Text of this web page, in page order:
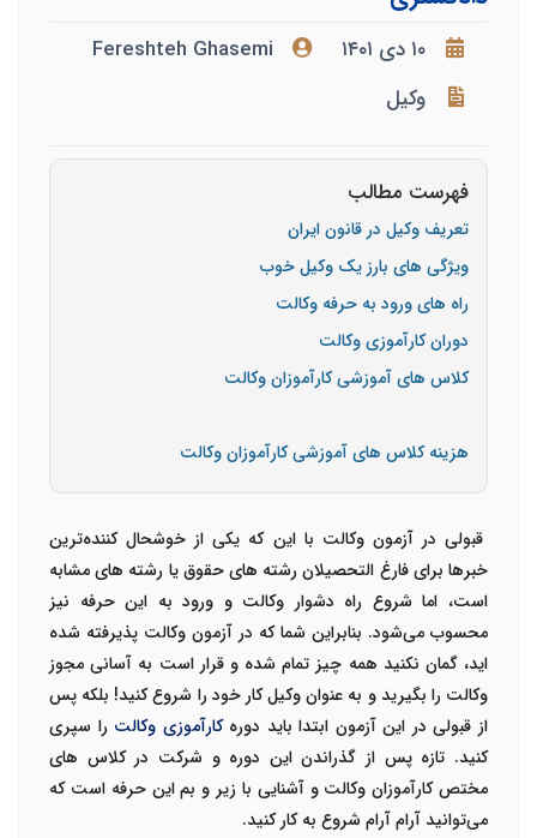
۱۰ دی ۱۴۰۱
Fereshteh Ghasemi
وکیل
فهرست مطالب
تعریف وکیل در قانون ایران
ویژگی های بارز یک وکیل خوب
راه های ورود به حرفه وکالت
دوران کارآموزی وکالت
کلاس های آموزشی کارآموزان وکالت
هزینه کلاس های آموزشی کارآموزان وکالت
قبولی در آزمون وکالت با این که یکی از خوشحال کننده‌ترین
خبرها برای فارغ التحصیلان رشته های حقوق یا رشته های مشابه
است، اما شروع راه دشوار وکالت و ورود به این حرفه نیز
محسوب می‌شود. بنابراین شما که در آزمون وکالت پذیرفته شده
اید، گمان نکنید همه چیز تمام شده و قرار است به آسانی مجوز
وکالت را بگیرید و به عنوان وکیل کار خود را شروع کنید! بلکه پس
از قبولی در این آزمون ابتدا باید دورهکارآموزی وکالت را سپری
کنید. تازه پس از گذراندن این دوره و شرکت در کلاس های
مختص کارآموزان وکالت و آشنایی با زیر و بم این حرفه است که
می‌توانید آرام آرام شروع به کار کنید.